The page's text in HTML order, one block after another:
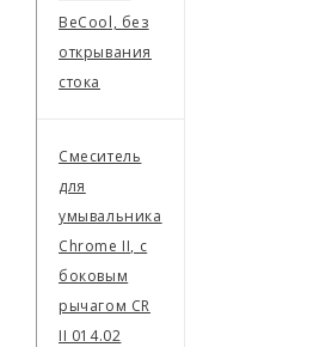
BeCool, без
открывания
стока
Смеситель
для
умывальника
Chrome II, с
боковым
рычагом CR
II 014.02